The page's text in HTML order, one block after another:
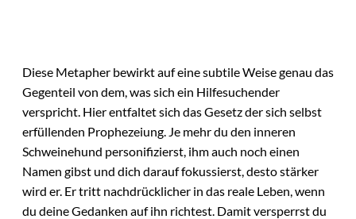
Diese Metapher bewirkt auf eine subtile Weise genau das
Gegenteil von dem, was sich ein Hilfesuchender
verspricht. Hier entfaltet sich das Gesetz der sich selbst
erfüllenden Prophezeiung. Je mehr du den inneren
Schweinehund personifizierst, ihm auch noch einen
Namen gibst und dich darauf fokussierst, desto stärker
wird er. Er tritt nachdrücklicher in das reale Leben, wenn
du deine Gedanken auf ihn richtest. Damit versperrst du